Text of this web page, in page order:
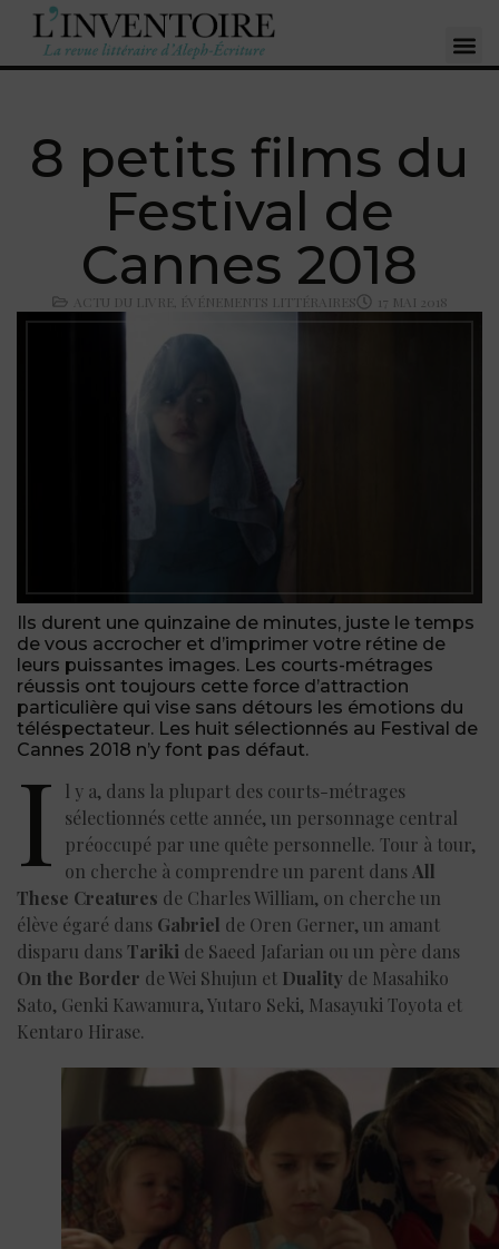
8 petits films du
Festival de
Cannes 2018
ACTU DU LIVRE ÉVÉNEMENTS LITTÉRAIRES 17 MAI 2018
Ils durent une quinzaine de minutes, juste le temps
de vous accrocher et d’imprimer votre rétine de
leurs puissantes images. Les courts-métrages
réussis ont toujours cette force d’attraction
particulière qui vise sans détours les émotions du
téléspectateur. Les huit sélectionnés au Festival de
Cannes 2018 n’y font pas défaut.
I
l y a, dans la plupart des courts-métrages
sélectionnés cette année, un personnage central
préoccupé par une quête personnelle. Tour à tour,
on cherche à comprendre un parent dans All
These Creatures de Charles William, on cherche un
élève égaré dans Gabriel de Oren Gerner, un amant
disparu dansTariki de Saeed Jafarian ou un père dans
On the Border de Wei Shujun et Duality de Masahiko
Sato, Genki Kawamura, Yutaro Seki, Masayuki Toyota et
Kentaro Hirase.